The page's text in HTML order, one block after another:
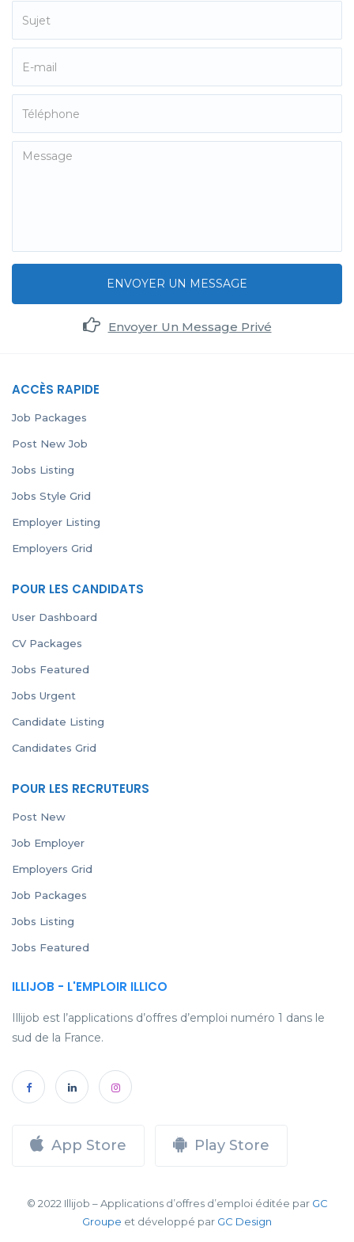
ENVOYER UN MESSAGE
Envoyer Un Message Privé
ACCÈS RAPIDE
Job Packages
Post New Job
Jobs Listing
Jobs Style Grid
Employer Listing
Employers Grid
POUR LES CANDIDATS
User Dashboard
CV Packages
Jobs Featured
Jobs Urgent
Candidate Listing
Candidates Grid
POUR LES RECRUTEURS
Post New
Job Employer
Employers Grid
Job Packages
Jobs Listing
Jobs Featured
ILLIJOB - L'EMPLOIR ILLICO
Illijob est l’applications d’offres d’emploi numéro 1 dans le
sud de la France.
App Store Play Store
© 2022 Illijob – Applications d’offres d’emploi éditée par GC
Groupe et développé par GC Design